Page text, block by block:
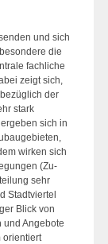
und sich
die
fachliche
zeigt sich,
der
stark
sich in
wirken sich
(Zu-
sehr
Stadtviertel
Blick von
und Angebote
orientiert